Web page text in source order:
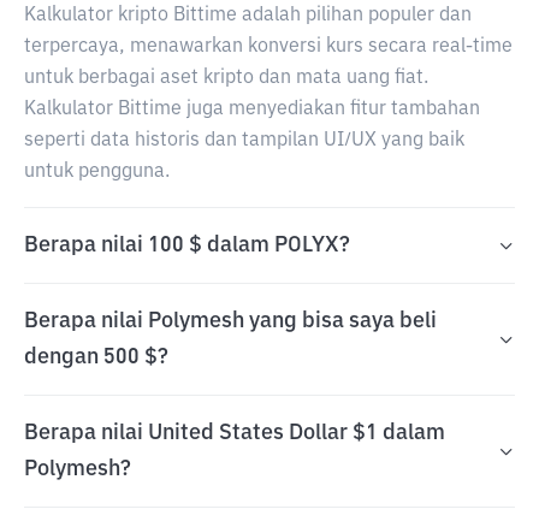
Kalkulator kripto Bittime adalah pilihan populer dan
terpercaya, menawarkan konversi kurs secara real-time
untuk berbagai aset kripto dan mata uang fiat.
Kalkulator Bittime juga menyediakan fitur tambahan
seperti data historis dan tampilan UI/UX yang baik
untuk pengguna.
Berapa nilai 100 $ dalam POLYX?
Berapa nilai Polymesh yang bisa saya beli
dengan 500 $?
Berapa nilai United States Dollar $1 dalam
Polymesh?